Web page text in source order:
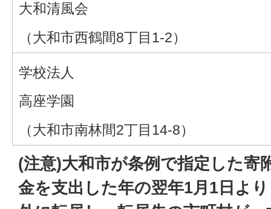
大和清風会
（大和市西鶴間8丁目1-2）
学校法人
高座学園
（大和市南林間2丁目14-8）
(注意)大和市が条例で指定した寄
金を支出した年の翌年1月1日よ